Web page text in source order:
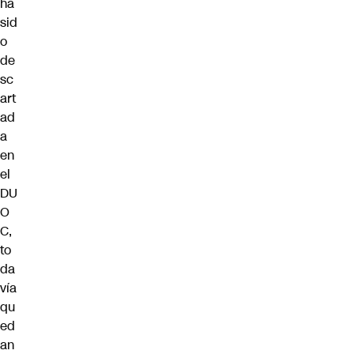
sid
o
de
sc
art
ad
a
en
el
DU
O
C,
to
da
vía
qu
ed
an